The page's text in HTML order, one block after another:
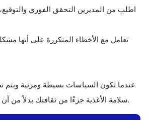
عندما تكون السياسات بسيطة ومرئية ويتم
سلامة الأغذية جزءًا من ثقافتك بدلاً من أن تكون مجلدًا على الرف.